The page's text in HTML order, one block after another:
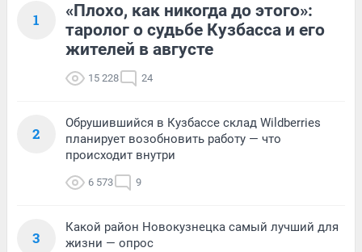
1
«Плохо, как никогда до этого»:
таролог о судьбе Кузбасса и его
жителей в августе
15 228 24
2
Обрушившийся в Кузбассе склад Wildberries
планирует возобновить работу — что
происходит внутри
6 573 9
3
Какой район Новокузнецка самый лучший для
жизни — опрос